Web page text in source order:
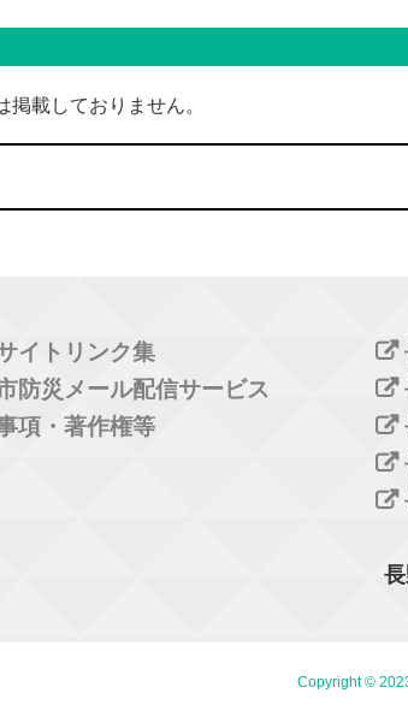
載しておりません。
イトリンク集
防災メール配信サービス
項・著作権等
Copyright ©